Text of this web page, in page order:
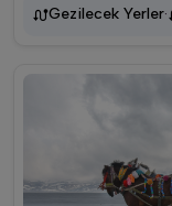
Gezilecek Yerler·